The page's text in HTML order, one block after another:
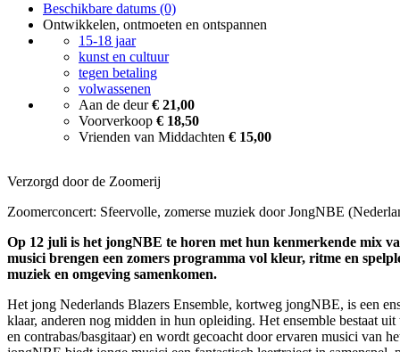
Beschikbare datums (0)
Ontwikkelen, ontmoeten en ontspannen
15-18 jaar
kunst en cultuur
tegen betaling
volwassenen
Aan de deur€ 21,00
Voorverkoop € 18,50
Vrienden van Middachten € 15,00
Verzorgd door de Zoomerij
Zoomerconcert: Sfeervolle, zomerse muziek door JongNBE
Op 12 juli is het jongNBE te horen met hun kenmerkende mix
musici brengen een zomers programma vol kleur, ritme en
muziek en omgeving samenkomen.
Het jong Nederlands Blazers Ensemble, kortweg jongNBE, is een
klaar, anderen nog midden in hun opleiding. Het ensemble bestaat
en contrabas/basgitaar) en wordt gecoacht door ervaren musici van